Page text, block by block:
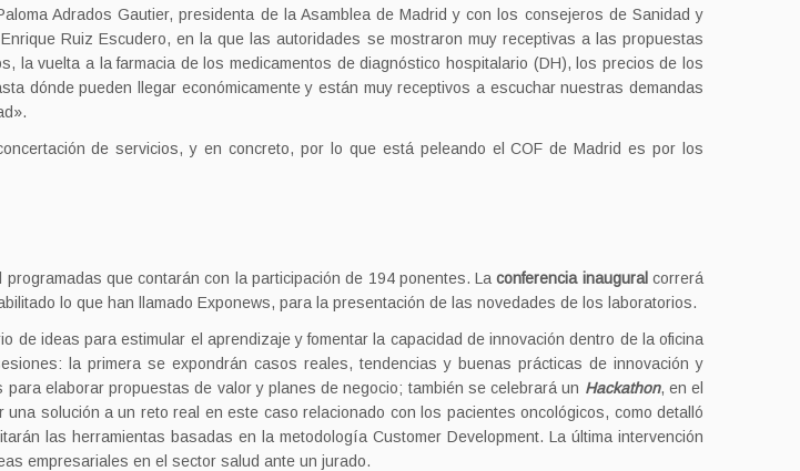
Adrados Gautier, presidenta de la Asamblea de Madrid y con los consejeros de Sanidad y
Ruiz Escudero, en la que las autoridades se mostraron muy receptivas a las propuestas
la vuelta a la farmacia de los medicamentos de diagnóstico hospitalario (DH), los precios de los
dónde pueden llegar económicamente y están muy receptivos a escuchar nuestras demandas
de servicios, y en concreto, por lo que está peleando el COF de Madrid es por los
que contarán con la participación de 194 ponentes. Laconferencia inauguralcorrerá
lo que han llamado Exponews, para la presentación de las novedades de los laboratorios.
de ideas para estimular el aprendizaje y fomentar la capacidad de innovación dentro de la oficina
la primera se expondrán casos reales, tendencias y buenas prácticas de innovación y
elaborar propuestas de valor y planes de negocio; también se celebrará un Hackathon, en el
solución a un reto real en este caso relacionado con los pacientes oncológicos, como detalló
las herramientas basadas en la metodología Customer Development. La última intervención
empresariales en el sector salud ante un jurado.